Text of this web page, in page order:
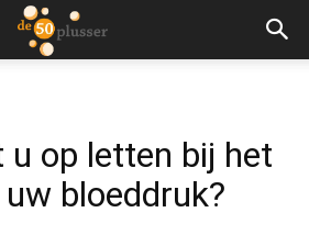
u op letten bij het
bloeddruk?